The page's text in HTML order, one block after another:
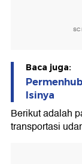
Baca juga:
Isinya
Berikut adalah
transportasi